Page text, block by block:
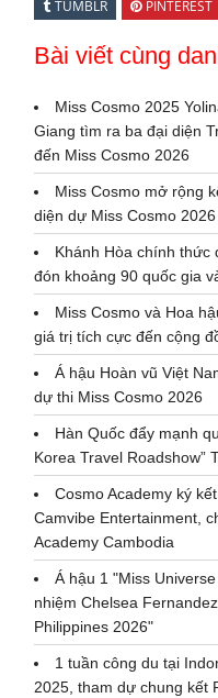
TUMBLR PINTEREST
Bài viết cùng
Miss Cosmo 2025
Giang tìm ra ba đại diện
đến Miss Cosmo 2026
Miss Cosmo mở rộng
diện dự Miss Cosmo 2026
Khánh Hòa chính thức
đón khoảng 90 quốc gia
Miss Cosmo và Hoa
giá trị tích cực đến cộng
Á hậu Hoàn vũ Việt
dự thi Miss Cosmo 2026
Hàn Quốc đẩy mạnh
Korea Travel Roadshow”
Cosmo Academy ký
Camvibe Entertainment,
Academy Cambodia
Á hậu 1 "Miss
nhiệm Chelsea
Philippines 2026"
1 tuần công du tại
2025, tham dự chung kết